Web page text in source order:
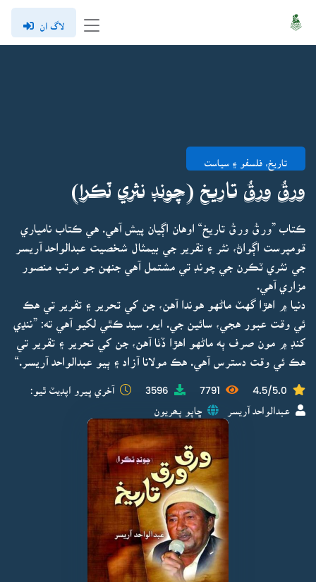
لاگ ان
تاريخ، فلسفو ۽ سياست
ورقُ ورقُ تاريخ (چونڊ نثري ٽڪرا)
ڪتاب ”ورقُ ورقُ تاريخ“ اوهان اڳيان پيش آهي. هي ڪتاب نامياري
قومپرست اڳواڻ، نثر ۽ تقرير جي بيمثال شخصيت عبدالواحد آريسر
جي نثري ٽڪرن جي چونڊ تي مشتمل آهي جنهن جو مرتب منصور
مزاري آهي.
دنيا ۾ اهڙا گهٽ ماڻهو هوندا آهن، جن کي تحرير ۽ تقرير تي هڪ
ئي وقت عبور هجي، سائين جي. ايم. سيد ڪٿي لکيو آهي ته: ”ننڍي
کنڊ ۾ مون صرف ٻه ماڻهو اهڙا ڏٺا آهن، جن کي تحرير ۽ تقرير تي
هڪ ئي وقت دسترس آهي. هڪ مولانا آزاد ۽ ٻيو عبدالواحد آريسر.“
4.5/5.0
7791
3596 آخري ڀيرو اپڊيٽ ٿيو:
عبدالواحد آريسر ڇاپو پھريون